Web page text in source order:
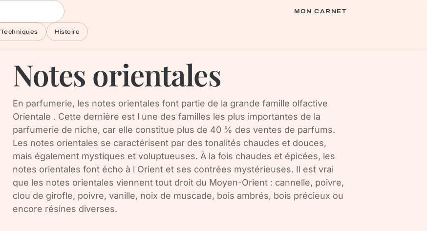
MON CARNET
Techniques Histoire
Notes orientales
En parfumerie, les notes orientales font partie de la grande famille olfactive
Orientale . Cette dernière est l une des familles les plus importantes de la
parfumerie de niche, car elle constitue plus de 40 % des ventes de parfums.
Les notes orientales se caractérisent par des tonalités chaudes et douces,
mais également mystiques et voluptueuses. À la fois chaudes et épicées, les
notes orientales font écho à l Orient et ses contrées mystérieuses. Il est vrai
que les notes orientales viennent tout droit du Moyen-Orient : cannelle, poivre,
clou de girofle, poivre, vanille, noix de muscade, bois ambrés, bois précieux ou
encore résines diverses.